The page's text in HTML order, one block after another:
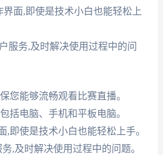
界面,即使是技术小白也能轻松上
服务,及时解决使用过程中的问
您能够流畅观看比赛直播。
括电脑、手机和平板电脑。
,即使是技术小白也能轻松上手。
,及时解决使用过程中的问题。